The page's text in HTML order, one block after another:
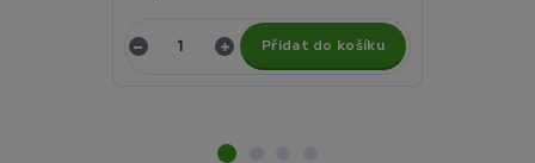
Přidat do košíku